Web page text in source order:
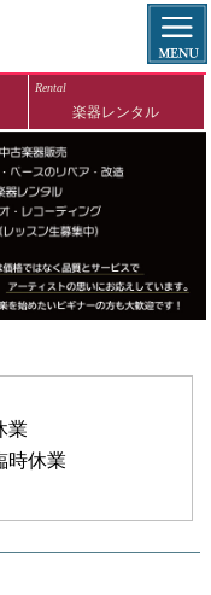
Rental
楽器レンタル
業
時休業